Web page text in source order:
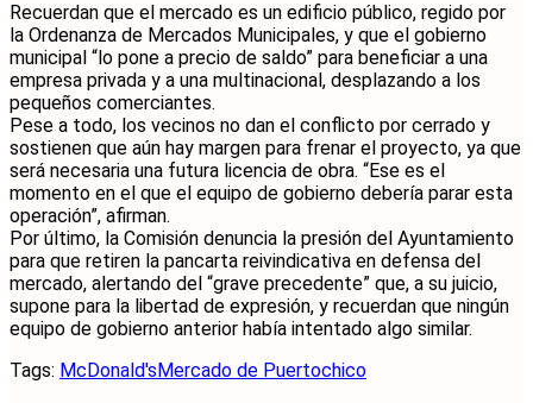
Recuerdan que el mercado es un edificio público, regido por
la Ordenanza de Mercados Municipales, y que el gobierno
municipal “lo pone a precio de saldo” para beneficiar a una
empresa privada y a una multinacional, desplazando a los
pequeños comerciantes.
Pese a todo, los vecinos no dan el conflicto por cerrado y
sostienen que aún hay margen para frenar el proyecto, ya que
será necesaria una futura licencia de obra. “Ese es el
momento en el que el equipo de gobierno debería parar esta
operación”, afirman.
Por último, la Comisión denuncia la presión del Ayuntamiento
para que retiren la pancarta reivindicativa en defensa del
mercado, alertando del “grave precedente” que, a su juicio,
supone para la libertad de expresión, y recuerdan que ningún
equipo de gobierno anterior había intentado algo similar.
Tags: McDonald's Mercado de Puertochico